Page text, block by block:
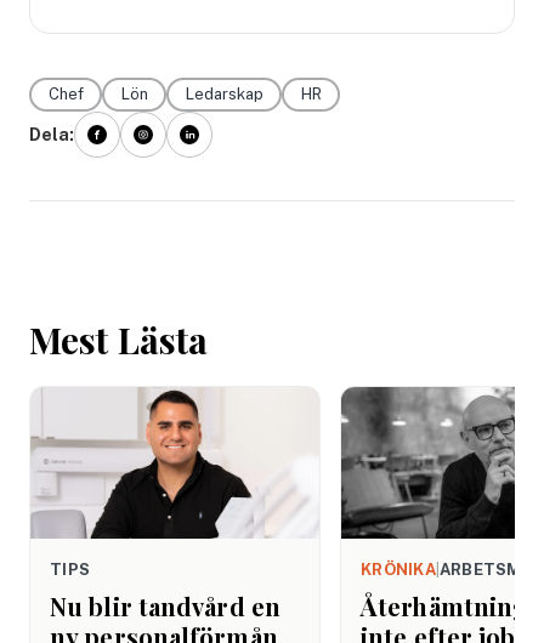
Chef Lön Ledarskap HR
Dela:
Mest Lästa
TIPS
Nu blir tandvård en
ny personalförmån
KRÖNIKA|
Återhämtning
inte efter